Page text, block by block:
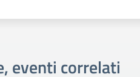
eventi correlati